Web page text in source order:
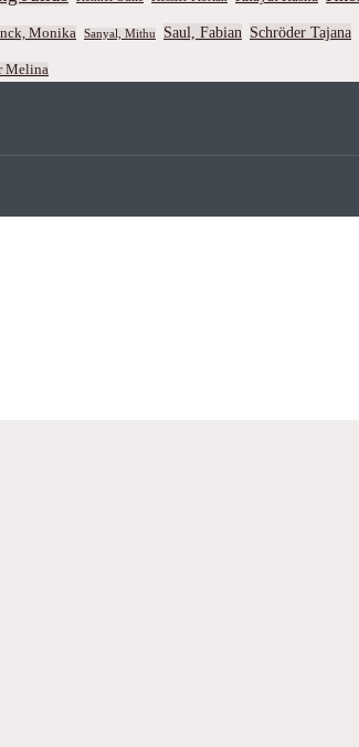
Monika Sanyal, Mithu Saul, Fabian Schröder Tajana
Melina